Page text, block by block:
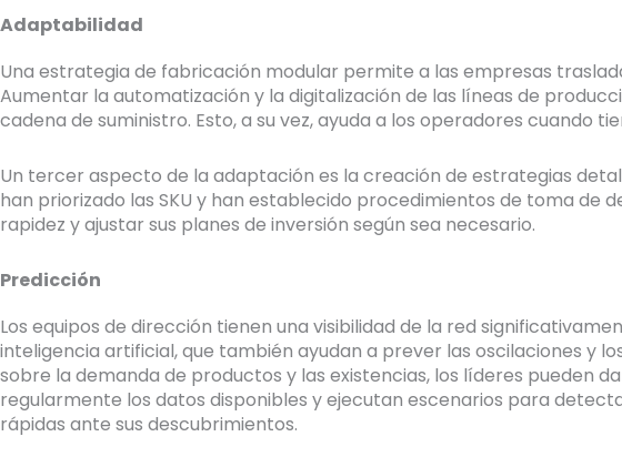
Adaptabilidad
Una estrategia de fabricación modular permite a las empresas
Aumentar la automatización y la digitalización de las líneas de
cadena de suministro. Esto, a su vez, ayuda a los operadores cuando
Un tercer aspecto de la adaptación es la creación de estrategias
han priorizado las SKU y han establecido procedimientos de toma
rapidez y ajustar sus planes de inversión según sea necesario.
Predicción
Los equipos de dirección tienen una visibilidad de la red
inteligencia artificial, que también ayudan a prever las oscilaciones y
sobre la demanda de productos y las existencias, los líderes pueden
regularmente los datos disponibles y ejecutan escenarios para
rápidas ante sus descubrimientos.